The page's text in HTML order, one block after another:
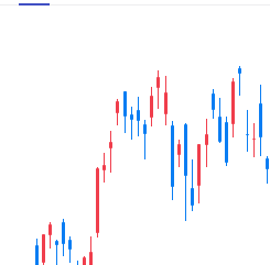
The chart has 1 X axis
The chart has 1 Y axis displaying